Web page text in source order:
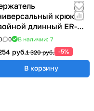
крюк
длинный ER-
0 В наличии: 7
руб.1 320 руб. -5%
В корзину